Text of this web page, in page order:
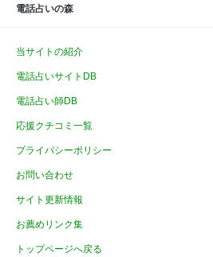
電話占いの森
当サイトの紹介
電話占いサイトDB
電話占い師DB
応援クチコミ一覧
プライバシーポリシー
お問い合わせ
サイト更新情報
お薦めリンク集
トップページへ戻る